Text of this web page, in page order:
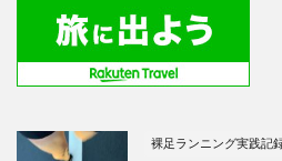
裸足ランニング実践記